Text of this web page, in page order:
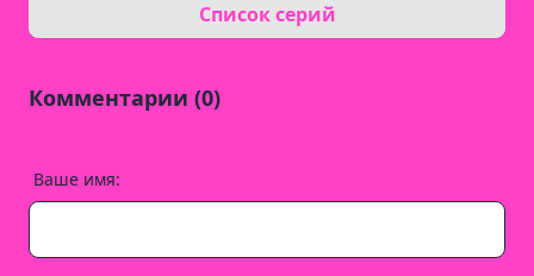
Список серий
Комментарии (0)
Ваше имя: